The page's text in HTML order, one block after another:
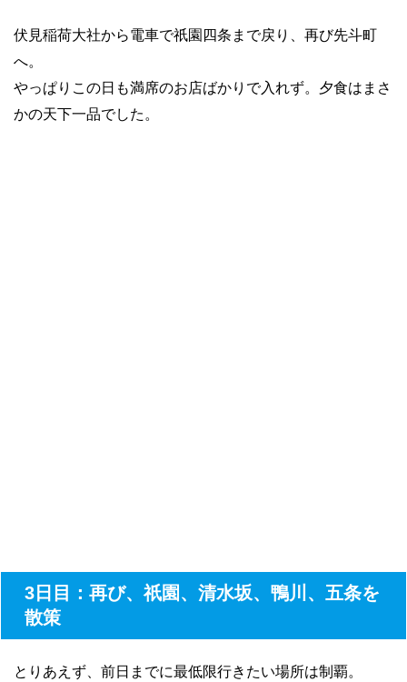
伏見稲荷大社から電車で祇園四条まで戻り、再び先斗町
へ。
やっぱりこの日も満席のお店ばかりで入れず。夕食はまさ
かの天下一品でした。
3日目：再び、祇園、清水坂、鴨川、五条を
散策
とりあえず、前日までに最低限行きたい場所は制覇。